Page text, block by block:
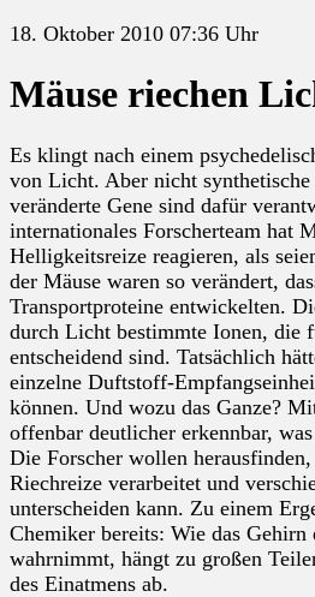
18. Oktober 2010 07:36 Uhr
Mäuse riechen
Es klingt nach einem
von Licht. Aber nicht synthetische
veränderte Gene sind dafür
internationales Forscherteam hat
Helligkeitsreize reagieren, als
der Mäuse waren so verändert,
Transportproteine entwickelten.
durch Licht bestimmte Ionen, die
entscheidend sind. Tatsächlich
einzelne Duftstoff-
können. Und wozu das Ganze?
offenbar deutlicher erkennbar,
Die Forscher wollen
Riechreize verarbeitet und
unterscheiden kann. Zu einem
Chemiker bereits: Wie das Gehirn
wahrnimmt, hängt zu großen
des Einatmens ab.